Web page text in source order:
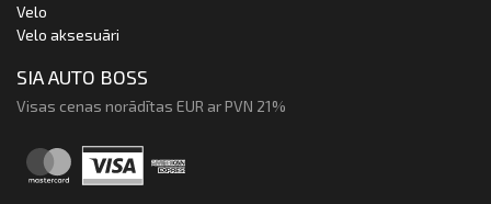
Velo
Velo aksesuāri
SIA AUTO BOSS
Visas cenas norādītas EUR ar PVN 21%